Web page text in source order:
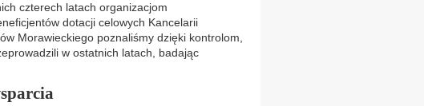
czterech latach organizacjom
dotacji celowych Kancelarii
Morawieckiego poznaliśmy dzięki kontrolom,
w ostatnich latach, badając